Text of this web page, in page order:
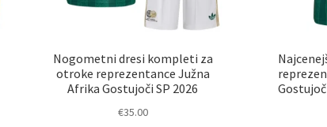
Nogometni dresi kompleti za
otroke reprezentance Južna
Afrika Gostujoči SP 2026
€35.00